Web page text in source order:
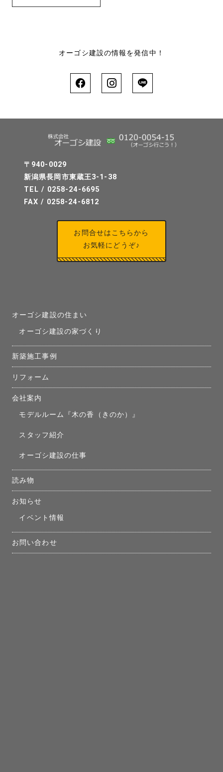
オーゴシ建設の情報を発信中！
〒940-0029
新潟県長岡市東蔵王3-1-38
TEL / 0258-24-6695
FAX / 0258-24-6812
お問合せはこちらから
お気軽にどうぞ♪
オーゴシ建設の住まい
オーゴシ建設の家づくり
新築施工事例
リフォーム
会社案内
モデルルーム『木の香（きのか）』
スタッフ紹介
オーゴシ建設の仕事
読み物
お知らせ
イベント情報
お問い合わせ